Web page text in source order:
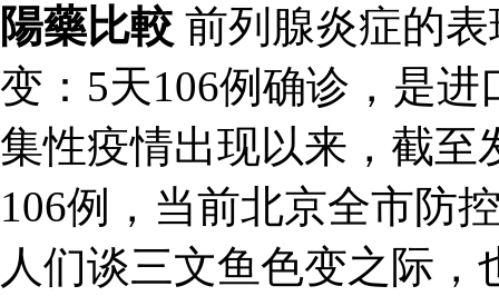
陽藥比較 前列腺炎症的
变：5天106例确诊，是
集性疫情出现以来，截至
106例，当前北京全市防
人们谈三文鱼色变之际